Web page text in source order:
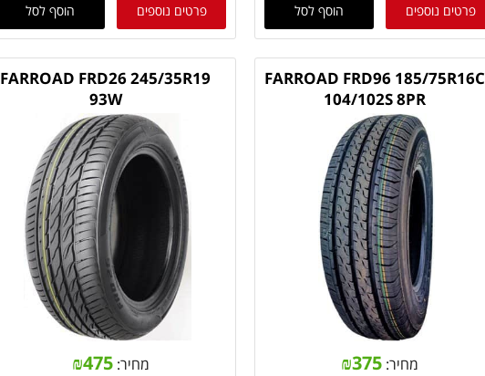
פרטים נוספים הוסף לסל פרטים נוספים הוסף לסל
FARROAD FRD96 185/75R16C
104/102S 8PR
מחיר: ₪375
FARROAD FRD26 245/35R19
93W
מחיר: ₪475